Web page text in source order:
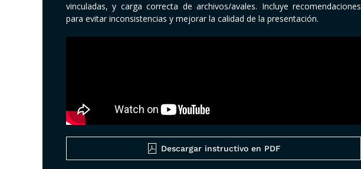
vinculadas, y carga correcta de archivos/avales. Incluye recomendaciones
para evitar inconsistencias y mejorar la calidad de la presentación.
Descargar instructivo en PDF